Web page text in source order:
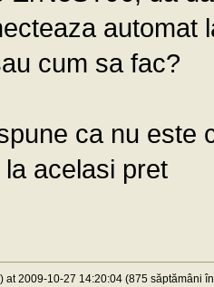
automat
cum sa fac?
ca nu este
la acelasi pret
) at 2009-10-27 14:20:04 (875 săptămâni